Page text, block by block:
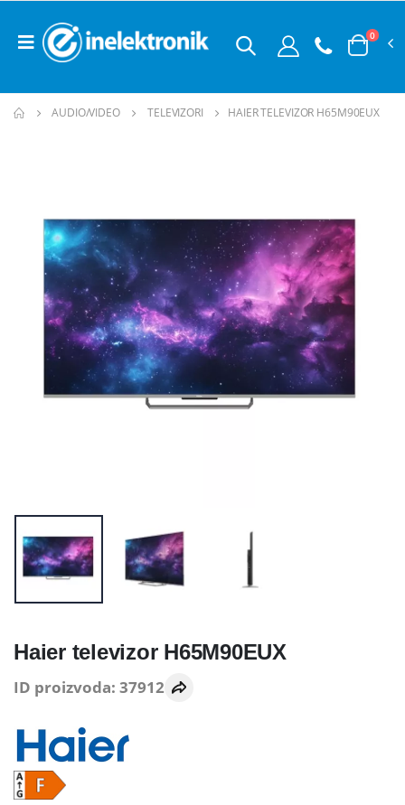
0
AUDIO/VIDEO TELEVIZORI HAIER TELEVIZOR H65M90EUX
Haier televizor H65M90EUX
ID proizvoda: 37912